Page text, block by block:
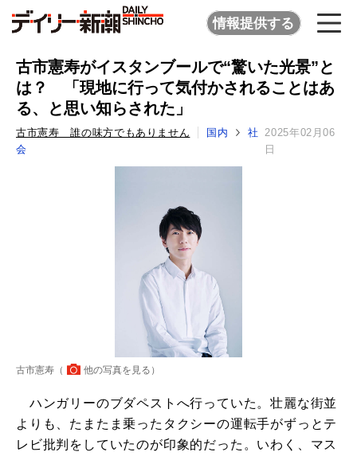
情報提供する
古市憲寿がイスタンブールで“驚いた光景”と
は？ 「現地に行って気付かされることはあ
る、と思い知らされた」
古市憲寿 誰の味方でもありません 国内
社
会
2025年02月06
日
古市憲寿（ 他の写真を見る ）
ハンガリーのブダペストへ行っていた。壮麗な街並
よりも、たまたま乗ったタクシーの運転手がずっとテ
レビ批判をしていたのが印象的だった。いわく、マス